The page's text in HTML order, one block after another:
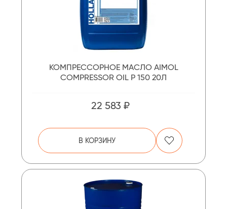
КОМПРЕССОРНОЕ МАСЛО AIMOL
COMPRESSOR OIL P 150 20Л
22 583 ₽
В КОРЗИНУ